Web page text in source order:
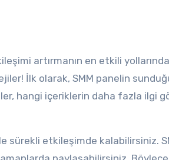
artırmanın en etkili
İlk olarak, SMM panelin
hangi içeriklerin daha fazla ilgi
sürekli etkileşimde kalabilirsiniz.